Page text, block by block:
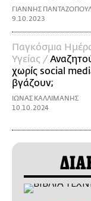
ΓΙΑΝΝΗΣ
9.10.2023
Παγκόσμια
Υγείας /
χωρίς social
βγάζουν;
ΙΩΝΑΣ ΚΑΛΛΙΜΑΝΗΣ
10.10.2024